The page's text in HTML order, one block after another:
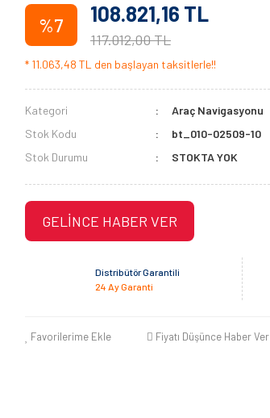
%7 108.821,16 TL
117.012,00 TL
* 11.063,48 TL den başlayan taksitlerle!!
Kategori
Araç Navigasyonu
Stok Kodu
bt_010-02509-10
Stok Durumu
STOKTA YOK
GELİNCE HABER VER
Distribütör Garantili
24 Ay Garanti
Favorilerime Ekle Fiyatı Düşünce Haber Ver